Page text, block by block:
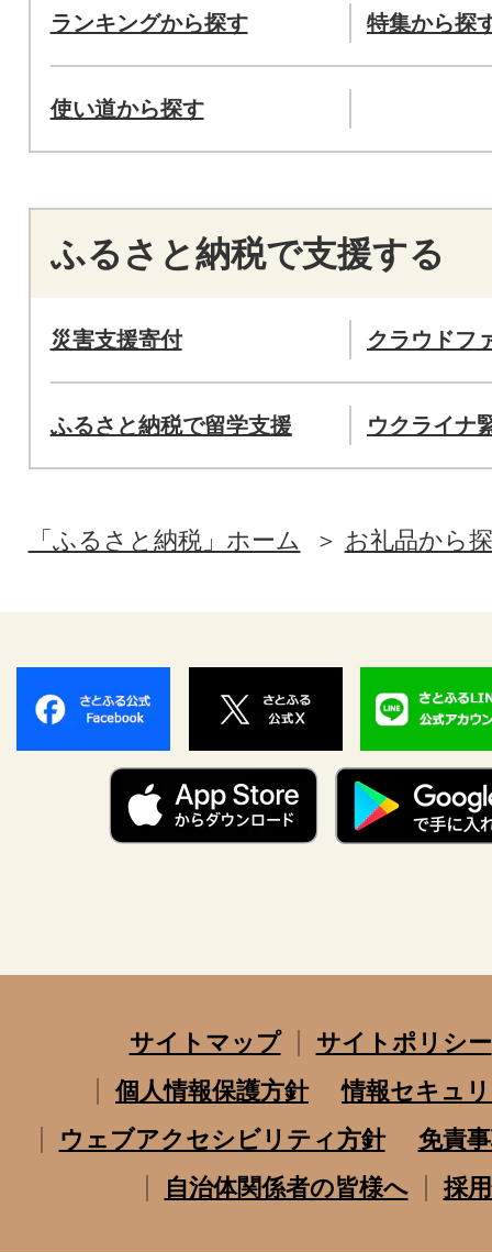
ランキングから探す 特集から探
使い道から探す
ふるさと納税で支援する
災害支援寄付 クラウドフ
ふるさと納税で留学支援 ウクライナ
「ふるさと納税」ホーム お礼品から
サイトマップ
サイトポリシー
個人情報保護方針
情報セキュ
ウェブアクセシビリティ方針
免責
自治体関係者の皆様へ
採